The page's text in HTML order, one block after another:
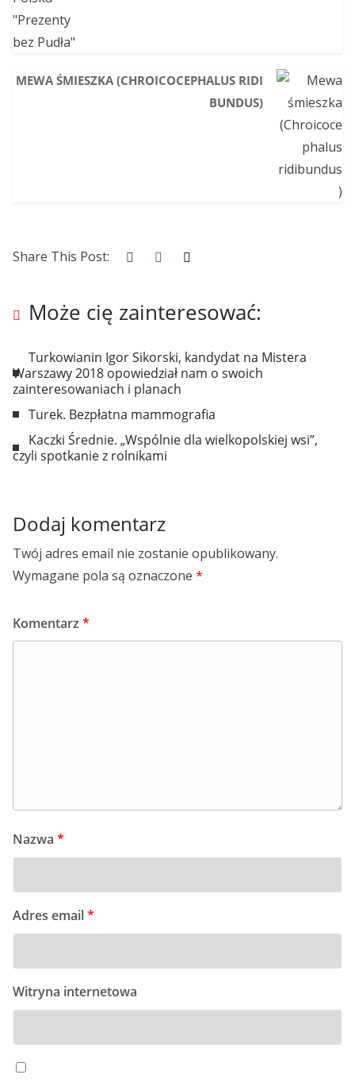
MEWA ŚMIESZKA (CHROICOCEPHALUS RIDI
BUNDUS)
Share This Post:
Może cię zainteresować:
Turkowianin Igor Sikorski, kandydat na Mistera
Warszawy 2018 opowiedział nam o swoich
zainteresowaniach i planach
Turek. Bezpłatna mammografia
Kaczki Średnie. „Wspólnie dla wielkopolskiej wsi”,
czyli spotkanie z rolnikami
Dodaj komentarz
Twój adres email nie zostanie opublikowany.
Wymagane pola są oznaczone *
Komentarz *
Nazwa *
Adres email*
Witryna internetowa